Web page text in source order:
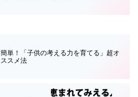
簡単！「子供の考える力を育てる」超オ
ススメ法